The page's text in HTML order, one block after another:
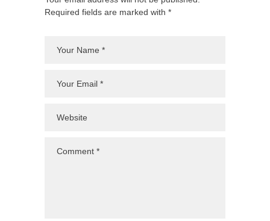
Required fields are marked with *